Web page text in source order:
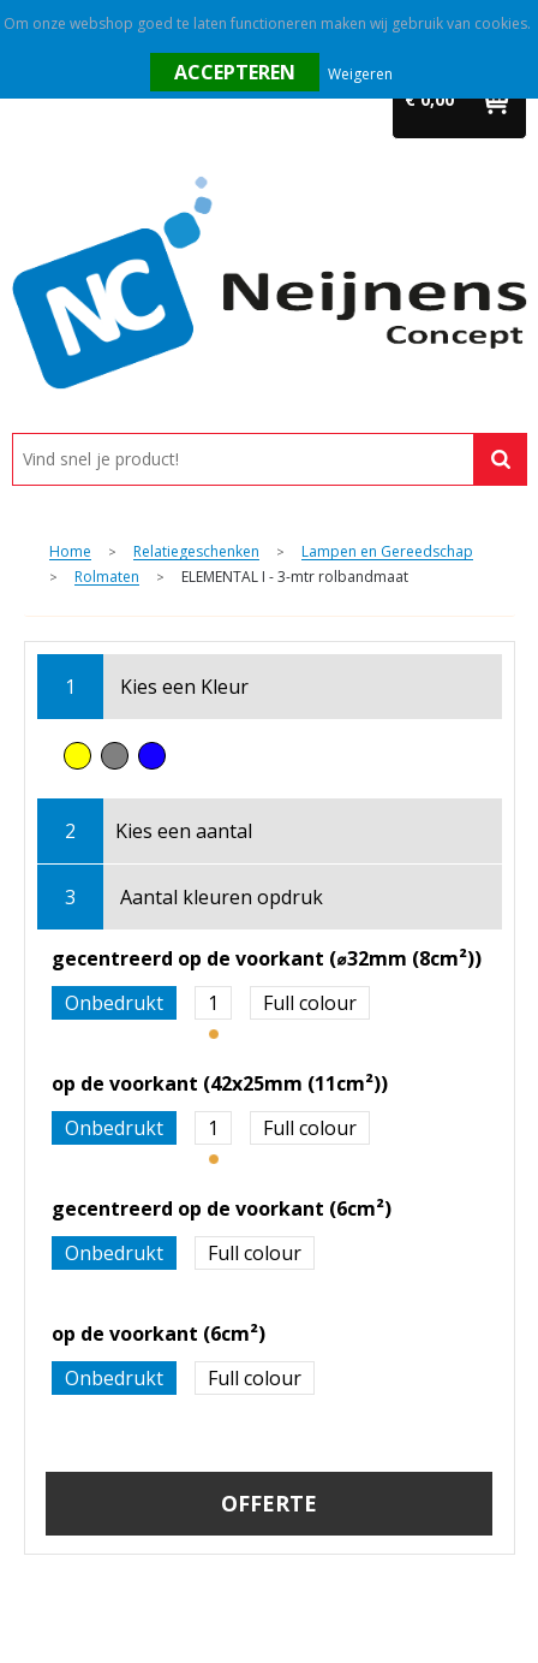
€ 0,00
Promotietextiel
Tassen
Alle categorieën
Custom made
Home > Relatiegeschenken > Lampen en Gereedschap
> Rolmaten > ELEMENTAL I - 3-mtr rolbandmaat
1 Kies een Kleur
2 Kies een aantal
3 Aantal kleuren opdruk
gecentreerd op de voorkant (⌀32mm (8cm²))
Onbedrukt
1 Full colour
op de voorkant (42x25mm (11cm²))
Onbedrukt
1 Full colour
gecentreerd op de voorkant (6cm²)
Onbedrukt
Full colour
op de voorkant (6cm²)
Onbedrukt
Full colour
OFFERTE
Om onze webshop goed te laten functioneren maken wij gebruik van cookies.
Weigeren